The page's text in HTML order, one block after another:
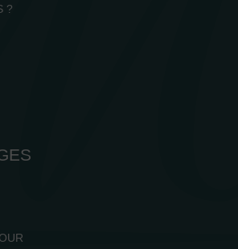
?